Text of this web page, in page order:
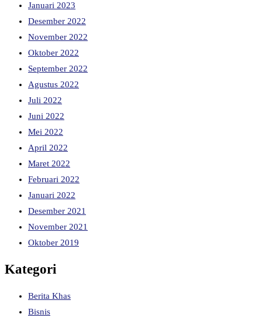
Januari 2023
Desember 2022
November 2022
Oktober 2022
September 2022
Agustus 2022
Juli 2022
Juni 2022
Mei 2022
April 2022
Maret 2022
Februari 2022
Januari 2022
Desember 2021
November 2021
Oktober 2019
Kategori
Berita Khas
Bisnis